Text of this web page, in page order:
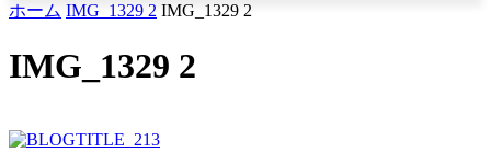
ホーム IMG_1329 2 IMG_1329 2
IMG_1329 2